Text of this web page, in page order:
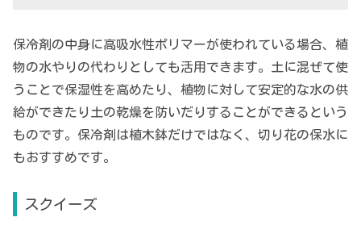
保冷剤の中身に高吸水性ポリマーが使われている場合、植
物の水やりの代わりとしても活用できます。土に混ぜて使
うことで保湿性を高めたり、植物に対して安定的な水の供
給ができたり土の乾燥を防いだりすることができるという
ものです。保冷剤は植木鉢だけではなく、切り花の保水に
もおすすめです。
スクイーズ